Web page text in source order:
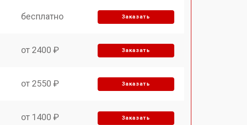
бесплатно Заказать
от 2400 ₽ Заказать
от 2550 ₽ Заказать
от 1400 ₽ Заказать